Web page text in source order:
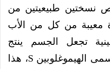
نسختين طبيعيتين من
معيبة من كل من الأب
تجعل الجسم ينتج
هيموغلوبين غير طبيعي يسمى الهيموغلوبين S، هذا